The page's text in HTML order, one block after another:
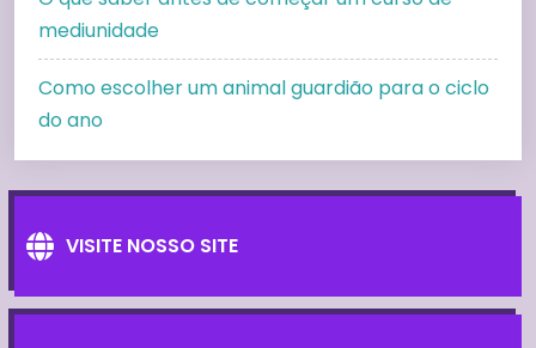
mediunidade
Como escolher um animal guardião para o ciclo
do ano
VISITE NOSSO SITE